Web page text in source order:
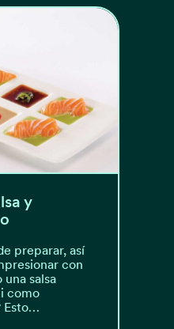
y
preparar, así
con
una salsa
como
Esto…